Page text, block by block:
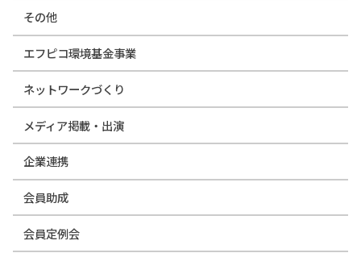
その他
エフピコ環境基金事業
ネットワークづくり
メディア掲載・出演
企業連携
会員助成
会員定例会